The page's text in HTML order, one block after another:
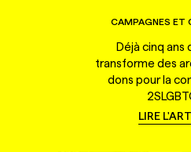
CAMPAGNES ET
Déjà cinq ans
transforme des
dons pour la
LIRE